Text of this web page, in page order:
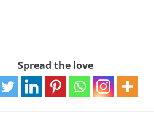
Spread the love